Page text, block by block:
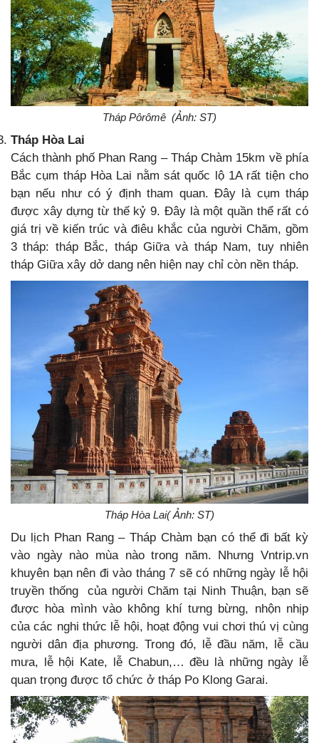
Tháp Pôrômê (Ảnh: ST)
Tháp Hòa Lai
Cách thành phố Phan Rang – Tháp Chàm 15km về phía
Bắc cụm tháp Hòa Lai nằm sát quốc lộ 1A rất tiện cho
bạn nếu như có ý định tham quan. Đây là cụm tháp
được xây dựng từ thế kỷ 9. Đây là một quần thể rất có
giá trị về kiến trúc và điêu khắc của người Chăm, gồm
3 tháp: tháp Bắc, tháp Giữa và tháp Nam, tuy nhiên
tháp Giữa xây dở dang nên hiện nay chỉ còn nền tháp.
Tháp Hòa Lai( Ảnh: ST)
Du lịch Phan Rang – Tháp Chàm bạn có thể đi bất kỳ
vào ngày nào mùa nào trong năm. Nhưng Vntrip.vn
khuyên bạn nên đi vào tháng 7 sẽ có những ngày lễ hội
truyền thống của người Chăm tại Ninh Thuận, bạn sẽ
được hòa mình vào không khí tưng bừng, nhộn nhịp
của các nghi thức lễ hội, hoạt động vui chơi thú vị cùng
người dân địa phương. Trong đó, lễ đầu năm, lễ cầu
mưa, lễ hội Kate, lễ Chabun,… đều là những ngày lễ
quan trọng được tổ chức ở tháp Po Klong Garai.